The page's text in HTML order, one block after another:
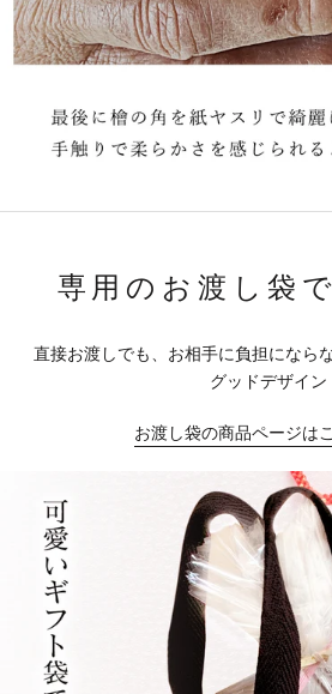
専用のお渡し袋
直接お渡しでも、お相手に負担になら
グッドデザイン
お渡し袋の商品ページは